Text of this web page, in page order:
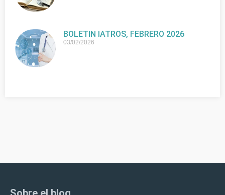
BOLETIN IATROS, FEBRERO 2026
03/02/2026